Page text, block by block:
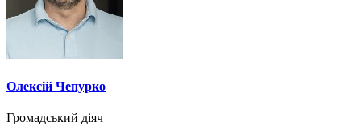
Олексій Чепурко
Громадський діяч